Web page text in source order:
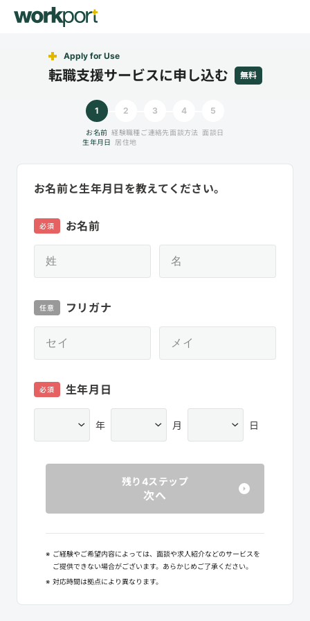
Apply for Use
転職支援サービスに申し込む 無料
1
お名前
生年月日
2
経験職種
居住地
3
ご連絡先
4
面談方法
5
面談日
お名前と生年月日を教えてください。
お名前
必須
フリガナ
任意
生年月日
必須
年 月 日
残り4ステップ
次へ
※ ご経験やご希望内容によっては、面談や求人紹介などのサービスを
ご提供できない場合がございます。あらかじめご了承ください。
※ 対応時間は拠点により異なります。